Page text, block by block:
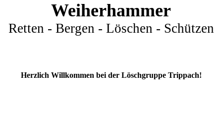
Weiherhammer
Retten - Bergen - Löschen - Schützen
Herzlich Willkommen bei der Löschgruppe Trippach!